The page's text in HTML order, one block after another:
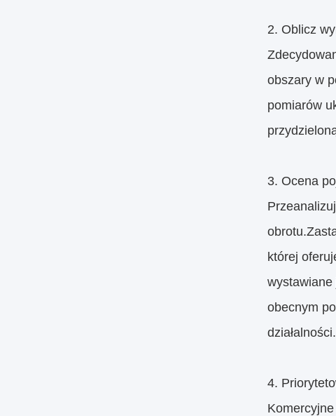
2. Oblicz
obszary w
pomiarów
3. Ocena
której
obecnym
działalności.
4.